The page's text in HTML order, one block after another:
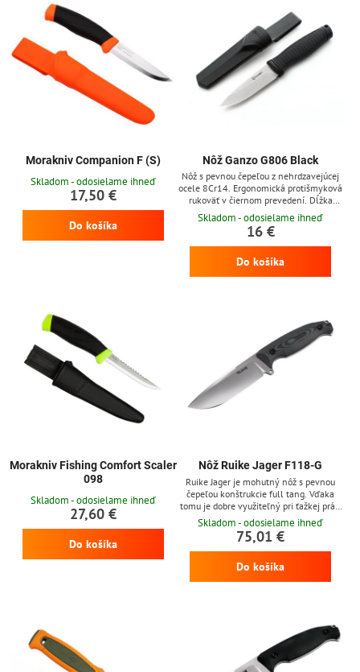
Morakniv Companion F (S)
Skladom - odosielame ihneď
17,50 €
Do košíka
Nôž Ganzo G806 Black
Nôž s pevnou čepeľou z nehrdzavejúcej
ocele 8Cr14. Ergonomická protišmyková
rukoväť v čiernom prevedení. Dĺžka
čepele je 9,8 cm.
Skladom - odosielame ihneď
16 €
Do košíka
Morakniv Fishing Comfort Scaler
098
Skladom - odosielame ihneď
27,60 €
Do košíka
Nôž Ruike Jager F118-G
Ruike Jager je mohutný nôž s pevnou
čepeľou konštrukcie full tang. Vďaka
tomu je dobre využiteľný pri ťažkej práci
v prírode, a zároveň aj ako lovecký nôž.
Čepeľ dĺhá 11 cm, z nerezovej ocele
Sandvik 14C28N, ktorá prešla
kryogénnou úpravou s plochým
výbrusom. Rukoväť zo zelenej G10, je
Skladom - odosielame ihneď
75,01 €
Do košíka